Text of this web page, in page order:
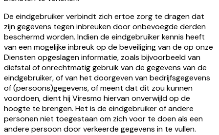
De eindgebruiker verbindt zich ertoe zorg te dragen dat
zijn gegevens tegen inbreuken door onbevoegde derden
beschermd worden. Indien de eindgebruiker kennis heeft
van een mogelijke inbreuk op de beveiliging van de op onze
Diensten opgeslagen informatie, zoals bijvoorbeeld van
diefstal of onrechtmatig gebruik van de gegevens van de
eindgebruiker, of van het doorgeven van bedrijfsgegevens
of (persoons)gegevens, of meent dat dit zou kunnen
voordoen, dient hij Viresmo hiervan onverwijld op de
hoogte te brengen. Het is de eindgebruiker of andere
personen niet toegestaan om zich voor te doen als een
andere persoon door verkeerde gegevens in te vullen.